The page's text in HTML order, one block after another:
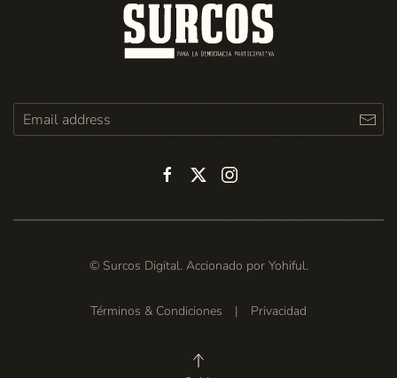
© Surcos Digital. Accionado por Yohiful.
Términos & Condiciones | Privacidad